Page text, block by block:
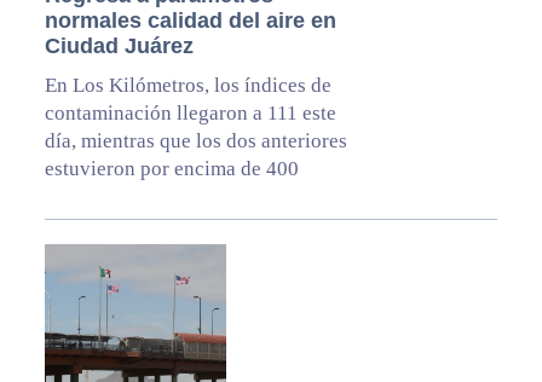
normales calidad del aire en
Ciudad Juárez
En Los Kilómetros, los índices de
contaminación llegaron a 111 este
día, mientras que los dos anteriores
estuvieron por encima de 400